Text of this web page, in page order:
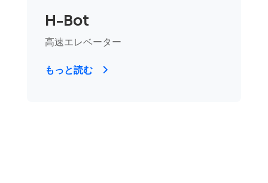
H-Bot
高速エレベーター
もっと読む